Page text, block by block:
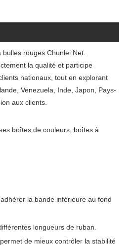
rouges Chunlei Net.
la qualité et participe
nationaux, tout en explorant
Venezuela, Inde, Japon, Pays-
aux clients.
boîtes de couleurs, boîtes à
la bande inférieure au fond
longueurs de ruban.
de mieux contrôler la stabilité